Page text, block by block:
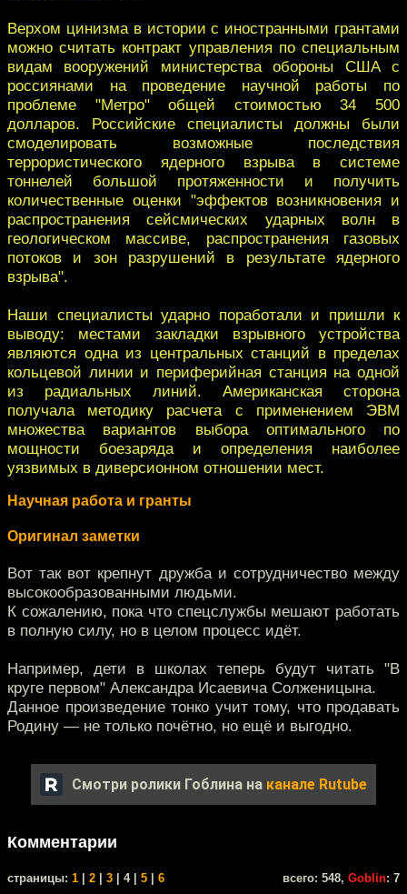
Верхом цинизма в истории с иностранными грантами
можно считать контракт управления по специальным
видам вооружений министерства обороны США с
россиянами на проведение научной работы по
проблеме "Метро" общей стоимостью 34 500
долларов. Российские специалисты должны были
смоделировать возможные последствия
террористического ядерного взрыва в системе
тоннелей большой протяженности и получить
количественные оценки "эффектов возникновения и
распространения сейсмических ударных волн в
геологическом массиве, распространения газовых
потоков и зон разрушений в результате ядерного
взрыва".
Наши специалисты ударно поработали и пришли к
выводу: местами закладки взрывного устройства
являются одна из центральных станций в пределах
кольцевой линии и периферийная станция на одной
из радиальных линий. Американская сторона
получала методику расчета с применением ЭВМ
множества вариантов выбора оптимального по
мощности боезаряда и определения наиболее
уязвимых в диверсионном отношении мест.
Научная работа и гранты
Оригинал заметки
Вот так вот крепнут дружба и сотрудничество между
высокообразованными людьми.
К сожалению, пока что спецслужбы мешают работать
в полную силу, но в целом процесс идёт.
Например, дети в школах теперь будут читать "В
круге первом" Александра Исаевича Солженицына.
Данное произведение тонко учит тому, что продавать
Родину — не только почётно, но ещё и выгодно.
Смотри ролики Гоблина на канале Rutube
Комментарии
cтраницы: 1 2 3 | 4 | 5 6 всего: 548, Goblin: 7